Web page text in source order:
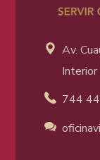
Av.
Interior
744